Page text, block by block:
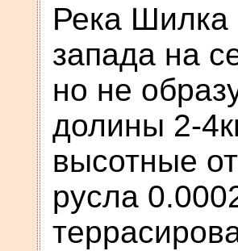
Река Шилка
запада на
но не
долины 2-
высотные
русла